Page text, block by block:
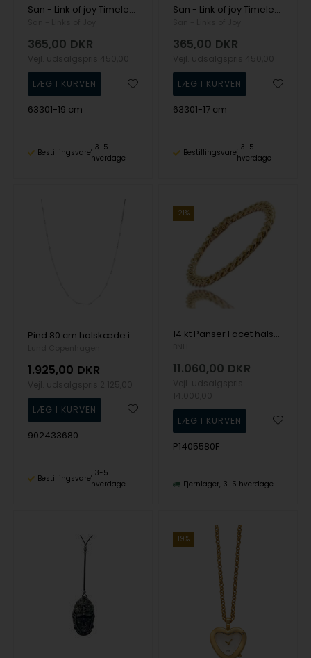
San - Link of joy Timeless 925 Sterling Sølv kæde rillet, model 63301
365,00 DKR
63301-19 cm
Bestillingsvare
3-5
hverdage
San - Link of joy Timeless 925 Sterling Sølv kæde rillet, model 63301
365,00 DKR
63301-17 cm
Bestillingsvare
3-5
hverdage
Pind 80 cm halskæde i sterling sølv fra Lund Copenhagen
1.925,00 DKR
902433680
Bestillingsvare
3-5
hverdage
21%
14 kt Panser Facet halskæde, 80 cm og 1,8 mm (Tråd 0,55)
11.060,00 DKR
P1405580F
Fjernlager 3-5 hverdage
19%